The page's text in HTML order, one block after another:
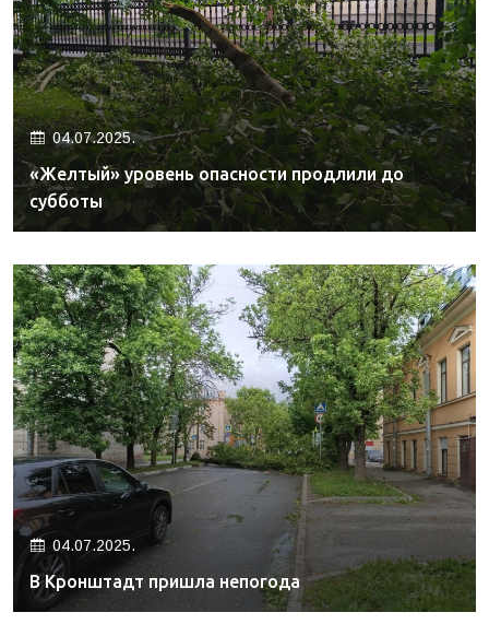
04.07.2025.
«Желтый» уровень опасности продлили до
субботы
04.07.2025.
В Кронштадт пришла непогода